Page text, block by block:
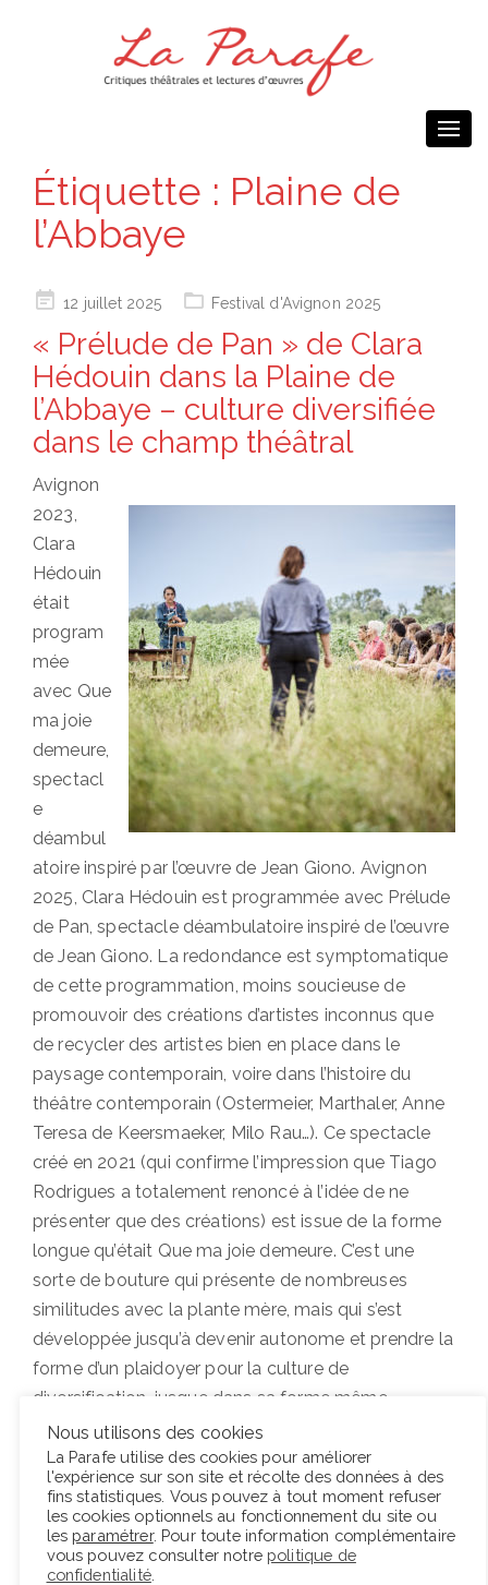
Étiquette : Plaine de
l’Abbaye
Posted12 juillet 2025 Festival d'Avignon 2025
« Prélude de Pan » de Clara
Hédouin dans la Plaine de
l’Abbaye – culture diversifiée
dans le champ théâtral
Avignon
2023,
Clara
Hédouin
était
program
mée
avec Que
ma joie
demeure,
spectacl
e
déambul
atoire inspiré par l’œuvre de Jean Giono. Avignon
2025, Clara Hédouin est programmée avec Prélude
de Pan, spectacle déambulatoire inspiré de l’œuvre
de Jean Giono. La redondance est symptomatique
de cette programmation, moins soucieuse de
promouvoir des créations d’artistes inconnus que
de recycler des artistes bien en place dans le
paysage contemporain, voire dans l’histoire du
théâtre contemporain (Ostermeier, Marthaler, Anne
Teresa de Keersmaeker, Milo Rau…). Ce spectacle
créé en 2021 (qui confirme l’impression que Tiago
Rodrigues a totalement renoncé à l’idée de ne
présenter que des créations) est issue de la forme
longue qu’était Que ma joie demeure. C’est une
sorte de bouture qui présente de nombreuses
similitudes avec la plante mère, mais qui s’est
développée jusqu’à devenir autonome et prendre la
forme d’un plaidoyer pour la culture de
diversification, jusque dans sa forme même.
Lire la suite
Nous utilisons des cookies
La Parafe utilise des cookies pour améliorer
l'expérience sur son site et récolte des données à des
fins statistiques. Vous pouvez à tout moment refuser
les cookies optionnels au fonctionnement du site ou
les paramétrer. Pour toute information complémentaire
vous pouvez consulter notre politique de
confidentialité.